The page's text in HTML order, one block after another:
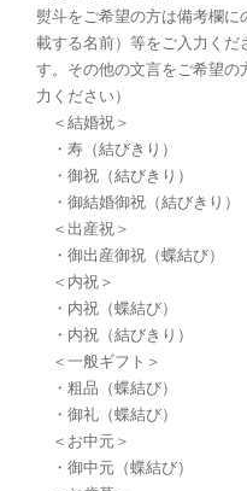
熨斗をご希望の方は備考欄
載する名前）等をご入力く
す。その他の文言をご希望の
力ください）
＜結婚祝＞
・寿（結びきり）
・御祝（結びきり）
・御結婚御祝（結びきり）
＜出産祝＞
・御出産御祝（蝶結び）
＜内祝＞
・内祝（蝶結び）
・内祝（結びきり）
＜一般ギフト＞
・粗品（蝶結び）
・御礼（蝶結び）
＜お中元＞
・御中元（蝶結び）